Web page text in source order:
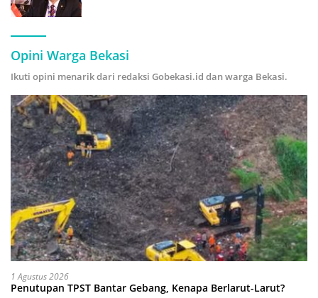
Opini Warga Bekasi
Ikuti opini menarik dari redaksi Gobekasi.id dan warga Bekasi.
1 Agustus 2026
Penutupan TPST Bantar Gebang, Kenapa Berlarut-Larut?